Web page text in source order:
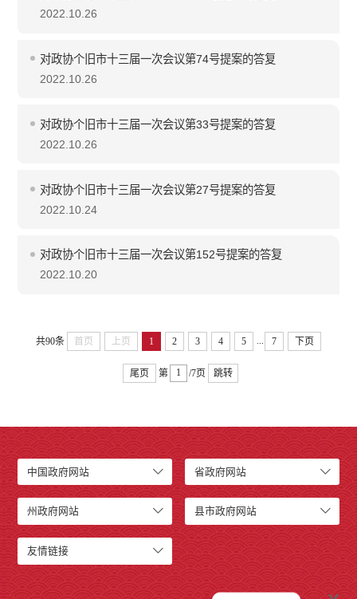
2022.10.26
对政协个旧市十三届一次会议第74号提案的答复
2022.10.26
对政协个旧市十三届一次会议第33号提案的答复
2022.10.26
对政协个旧市十三届一次会议第27号提案的答复
2022.10.24
对政协个旧市十三届一次会议第152号提案的答复
2022.10.20
共90条 首页 上页 1 2 3 4 5 7 下页
尾页 第 /7页 跳转
中国政府网站 省政府网站
州政府网站 县市政府网站
友情链接